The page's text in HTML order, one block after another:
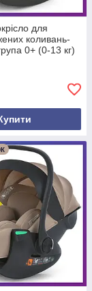
для
коливань-
0+ (0-13 кг)
1110 i-FIX